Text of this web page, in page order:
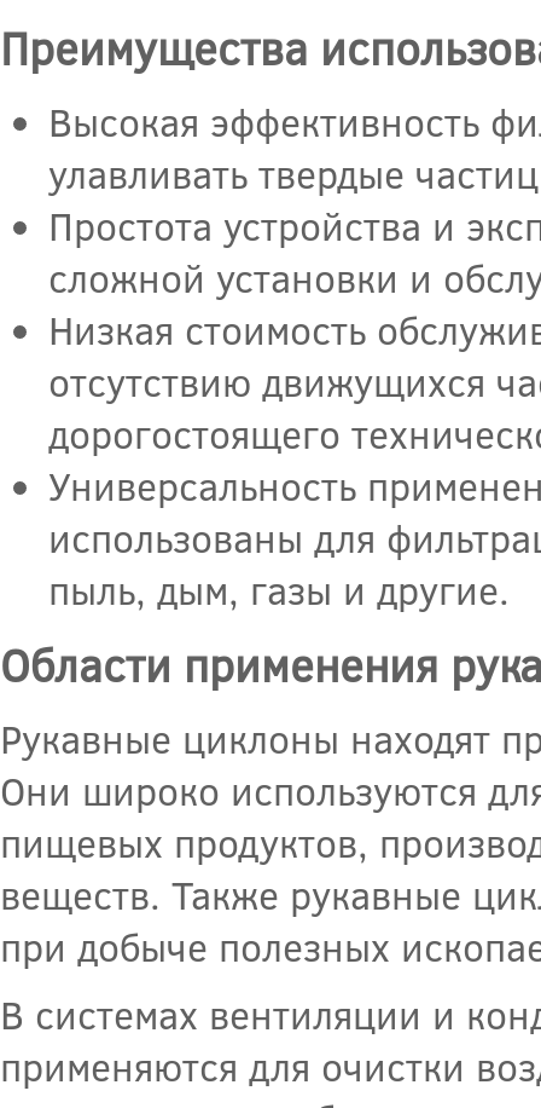
Преимущества
Высокая эффективность
улавливать твердые
Простота устройства и
сложной установки и
Низкая стоимость
отсутствию движущихся
дорогостоящего
Универсальность
использованы для
пыль, дым, газы и другие.
Области применения
Рукавные циклоны находят
Они широко используются
пищевых продуктов,
веществ. Также рукавные
при добыче полезных
В системах вентиляции и
применяются для очистки